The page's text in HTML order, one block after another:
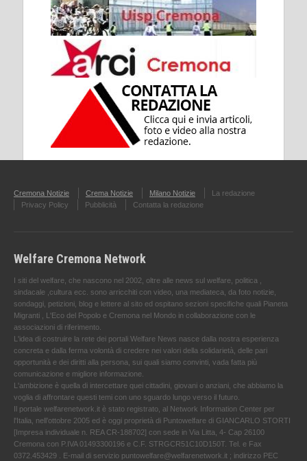
Cremona Notizie Crema Notizie Milano Notizie
La redazione
Privacy Policy
Pubblicità Contatta la redazione
Welfare Cremona Network
I siti del welfare, che nascono nel 2002, oltre alle news sul welfare, politica ,
sindacale ,cultura ecc. sono arricchiti con video, una mediateca, da foto notizie,
sondaggi, petizioni, blog e lettere al sito ed ospitano sezioni specifiche quali Pianeta
Migranti , L'Eco del Popolo e Cremona nel Mondo in collaborazione con le
associazioni di riferimento.
L'idea di costruire la rete dei portali Welfare News nasce dalla nostra esperienza
concreta e dalla ferma volontà di credere nei valori della solidarietà, delle pari
opportunità e dei diritti alla persona, sui quali siamo convinti, vada fatta più
comunicazione e migliore informazione.
L'ambizione è quella di intercettare quei cittadini, giovani o anziani, che abbiamo la
voglia di affrontare questi temi con uno sguardo lungo verso il futuro.
Il portale welfarenetwork.it è stato registrato, al Network Information Center per
l'Italia, nell’ottobre 2005 ed è oggi proprietà di Puntowelfare di GIANCARLO STORTI
[Impresa individuale n. REA CR-188702] con sede in Via Litta, 4- Cap 26100
Cremona con P.IVA 01493300196 e C.F. STRGCR51C10D150T. Tel. e Fax
0372.453429 . E-mail di servizio puntowelfare@welfarenetwork.it ; indirizzo PEC